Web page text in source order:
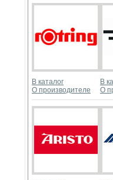
В каталог
О производителе
В
О